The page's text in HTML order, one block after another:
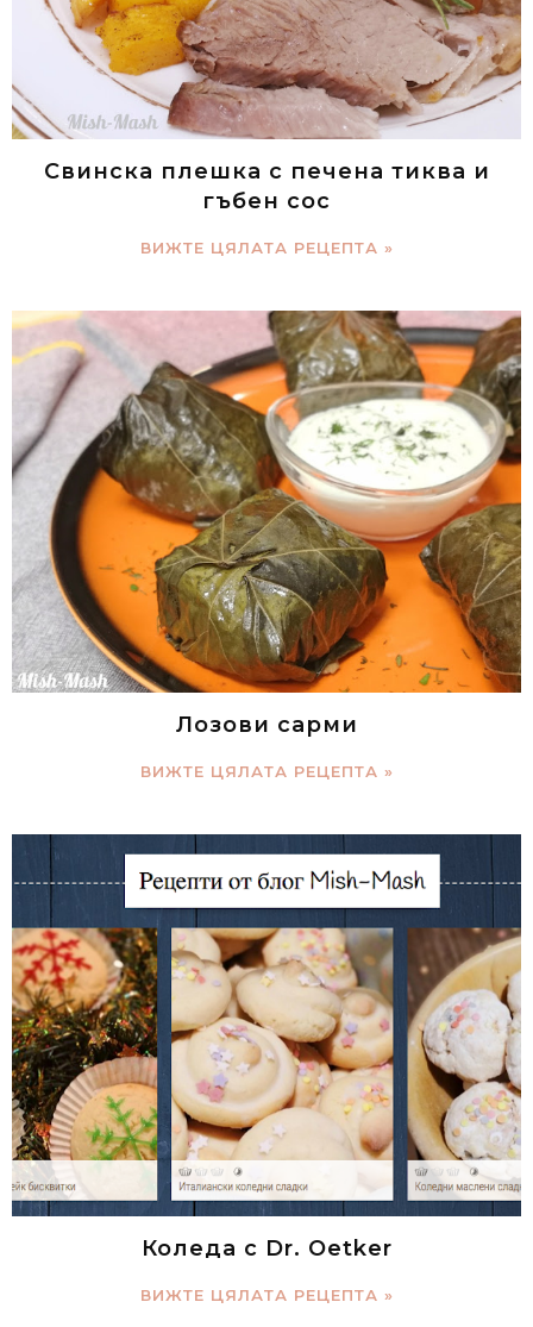
Свинска плешка с печена тиква и
гъбен сос
ВИЖТЕ ЦЯЛАТА РЕЦЕПТА »
Лозови сарми
ВИЖТЕ ЦЯЛАТА РЕЦЕПТА »
Коледа с Dr. Oetker
ВИЖТЕ ЦЯЛАТА РЕЦЕПТА »